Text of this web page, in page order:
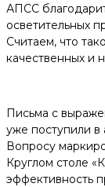
АПСС
осветительных
Считаем, что
качественных и
Письма с
уже поступили
Вопросу
Круглом столе
эффективность